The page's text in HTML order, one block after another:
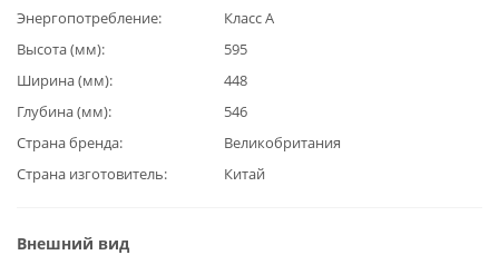
Энергопотребление
Класс А
Высота (мм)
595
Ширина (мм)
448
Глубина (мм)
546
Страна бренда
Великобритания
Страна изготовитель
Китай
Внешний вид